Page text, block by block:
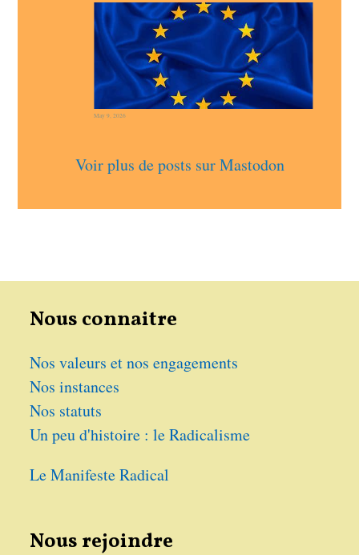
May 9, 2026
Voir plus de posts sur Mastodon
Nous connaitre
Nos valeurs et nos engagements
Nos instances
Nos statuts
Un peu d'histoire : le Radicalisme
Le Manifeste Radical
Nous rejoindre